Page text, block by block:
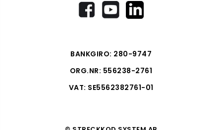
BANKGIRO: 280-9747
ORG.NR: 556238-2761
VAT: SE5562382761-01